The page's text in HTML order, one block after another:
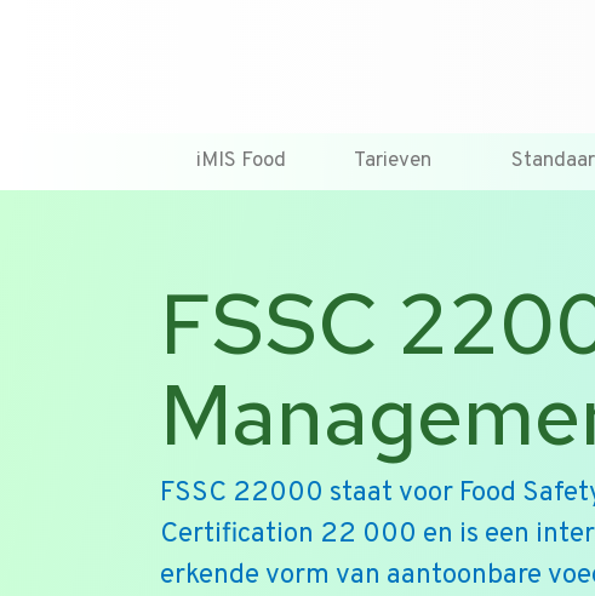
iMIS Food Tarieven
FSSC
FSSC 22000 staat voor Food
Certification 22 000 en is een
erkende vorm van aantoonbare